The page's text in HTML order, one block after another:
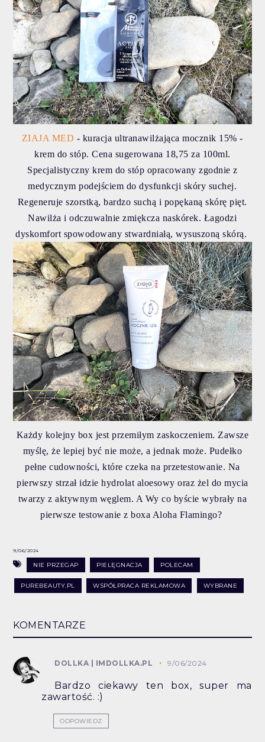
ZIAJA MED - kuracja ultranawilżająca mocznik 15% -
krem do stóp. Cena sugerowana 18,75 za 100ml.
Specjalistyczny krem do stóp opracowany zgodnie z
medycznym podejściem do dysfunkcji skóry suchej.
Regeneruje szorstką, bardzo suchą i popękaną skórę pięt.
Nawilża i odczuwalnie zmiękcza naskórek. Łagodzi
dyskomfort spowodowany stwardniałą, wysuszoną skórą.
Każdy kolejny box jest przemiłym zaskoczeniem. Zawsze
myślę, że lepiej być nie może, a jednak może. Pudełko
pełne cudowności, które czeka na przetestowanie. Na
pierwszy strzał idzie hydrolat aloesowy oraz żel do mycia
twarzy z aktywnym węglem. A Wy co byście wybrały na
pierwsze testowanie z boxa Aloha Flamingo?
9/06/2024
NIE PRZEGAP PIELĘGNACJA POLECAM
PUREBEAUTY.PL WSPÓŁPRACA REKLAMOWA WYBRANE
KOMENTARZE
DOLLKA | IMDOLLKA.PL 9/06/2024
Bardzo ciekawy ten box, super ma
zawartość. :)
ODPOWIEDZ